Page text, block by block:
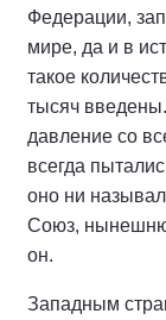
Федерации,
мире, да и в
такое
тысяч
давление со
всегда
оно ни
Союз,
он.
Западным